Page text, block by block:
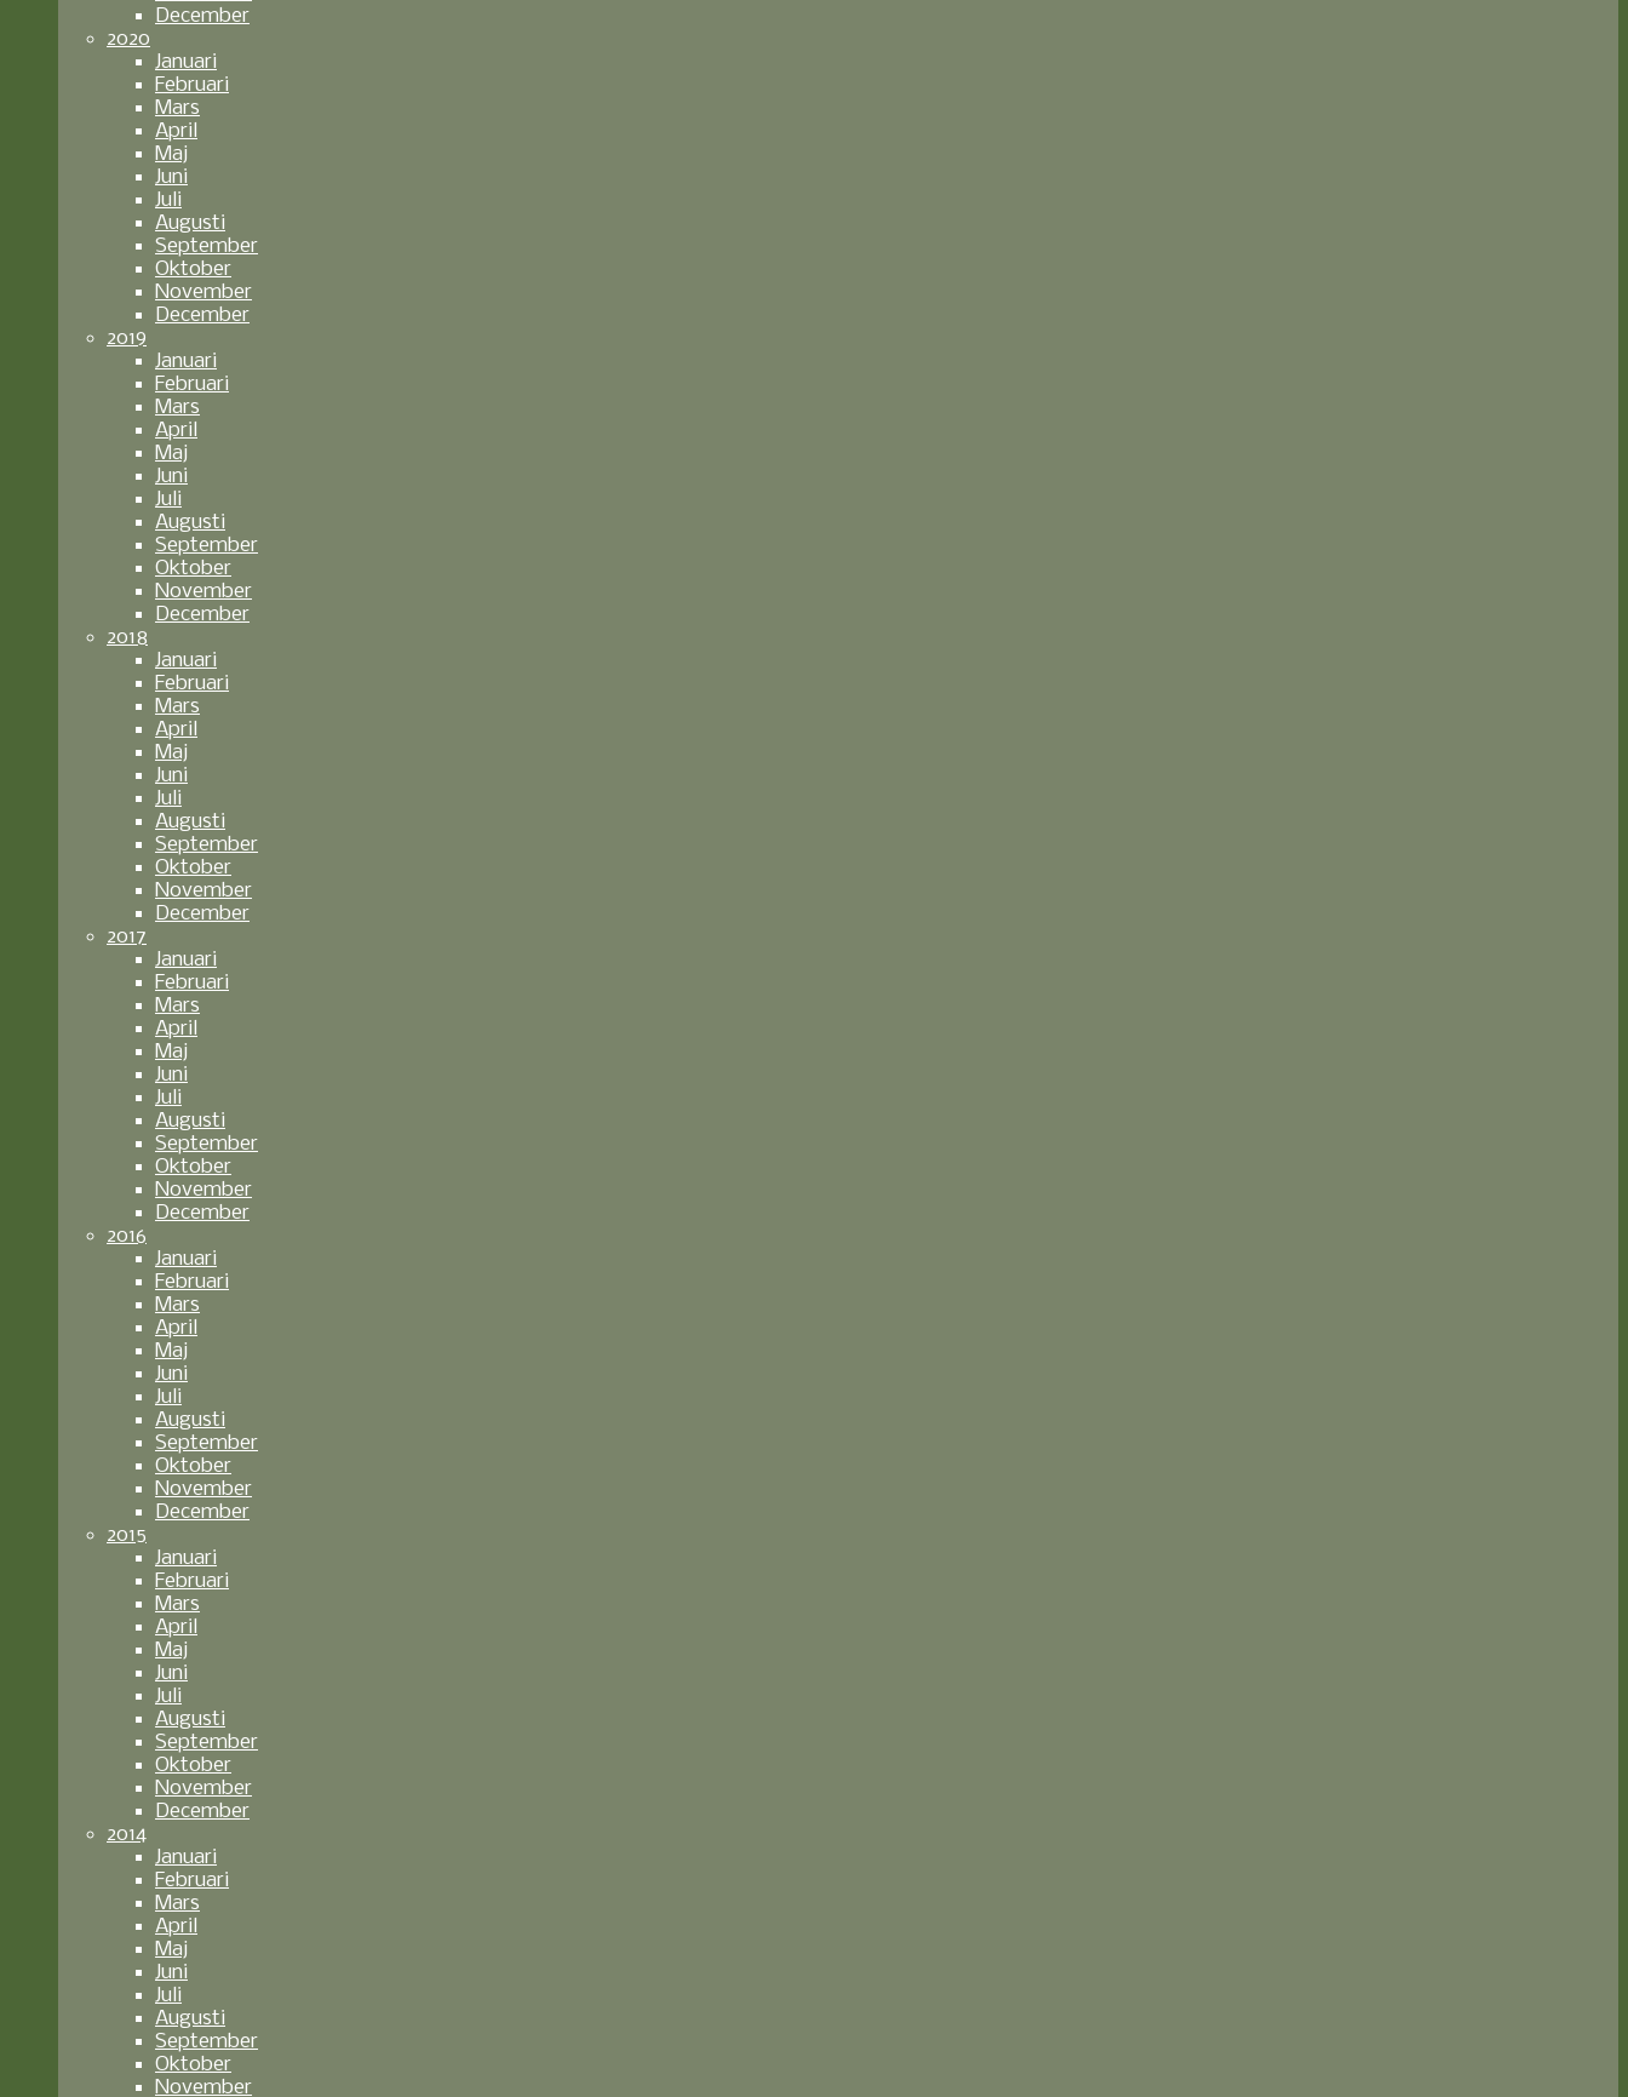
December
2020
Januari
Februari
Mars
April
Maj
Juni
Juli
Augusti
September
Oktober
November
December
2019
Januari
Februari
Mars
April
Maj
Juni
Juli
Augusti
September
Oktober
November
December
2018
Januari
Februari
Mars
April
Maj
Juni
Juli
Augusti
September
Oktober
November
December
2017
Januari
Februari
Mars
April
Maj
Juni
Juli
Augusti
September
Oktober
November
December
2016
Januari
Februari
Mars
April
Maj
Juni
Juli
Augusti
September
Oktober
November
December
2015
Januari
Februari
Mars
April
Maj
Juni
Juli
Augusti
September
Oktober
November
December
2014
Januari
Februari
Mars
April
Maj
Juni
Juli
Augusti
September
Oktober
November